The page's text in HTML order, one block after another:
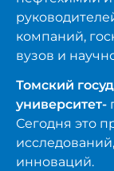
компаний,
вузов и
Томский
университет-
Сегодня это
инноваций.